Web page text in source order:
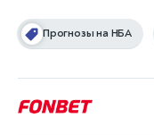
Прогнозы на НБА